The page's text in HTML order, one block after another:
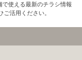
使える最新のチラシ情報
活用ください。